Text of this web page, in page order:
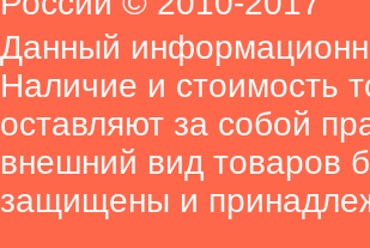
Данный
Наличие и стоимость
оставляют за собой
внешний вид товаров
защищены и